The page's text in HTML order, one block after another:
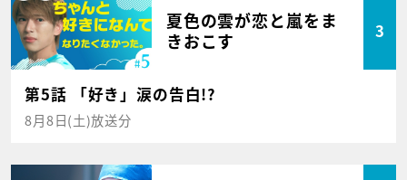
夏色の雲が恋と嵐をま
きおこす
3
第5話 「好き」涙の告白!?
8月8日(土)放送分